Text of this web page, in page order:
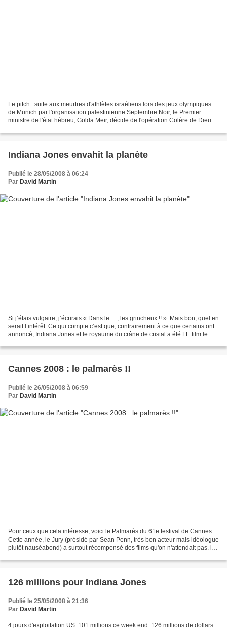
Le pitch : suite aux meurtres d'athlètes israéliens lors des jeux olympiques
de Munich par l'organisation palestinienne Septembre Noir, le Premier
ministre de l'état hébreu, Golda Meir, décide de l'opération Colère de Dieu.
Indiana Jones envahit la planète
Publié le 28/05/2008 à 06:24
Par David Martin
Si j’étais vulgaire, j’écrirais « Dans le …, les grincheux !! ». Mais bon, quel en
serait l’intérêt. Ce qui compte c’est que, contrairement à ce que certains ont
annoncé, Indiana Jones et le royaume du crâne de cristal a été LE film le
Cannes 2008 : le palmarès !!
Publié le 26/05/2008 à 06:59
Par David Martin
Pour ceux que cela intéresse, voici le Palmarès du 61e festival de Cannes.
Cette année, le Jury (présidé par Sean Penn, très bon acteur mais idéologue
plutôt nauséabond) a surtout récompensé des films qu'on n'attendait pas. il
126 millions pour Indiana Jones
Publié le 25/05/2008 à 21:36
Par David Martin
4 jours d'exploitation US. 101 millions ce week end. 126 millions de dollars